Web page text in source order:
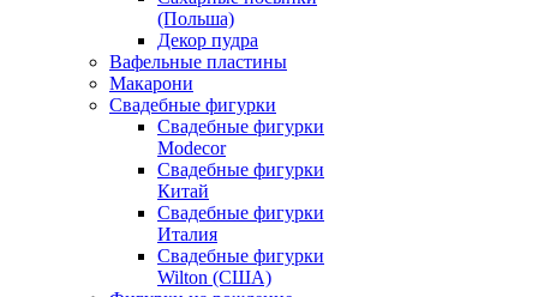
(Польша)
Декор пудра
Вафельные пластины
Макарони
Свадебные фигурки
Свадебные фигурки
Modecor
Свадебные фигурки
Китай
Свадебные фигурки
Италия
Свадебные фигурки
Wilton (США)